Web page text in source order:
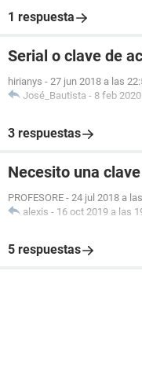
1 respuesta
Serial o clave de
hirianys - 27 jun 2018 a las
José_Bautista - 8 feb
3 respuestas
Necesito una
PROFESORE - 24 jul 2018 a
alexis - 16 oct 2019 a las
5 respuestas